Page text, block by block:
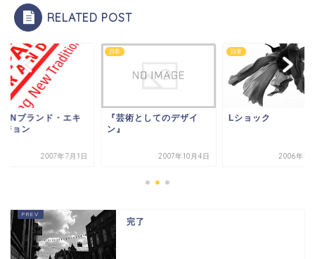
RELATED POST
ブランド・エキ
ジョン
2007年7月1日
日常
『芸術としてのデザイ
ン』
2007年10月4日
日常
Lショック
2006年1
完了